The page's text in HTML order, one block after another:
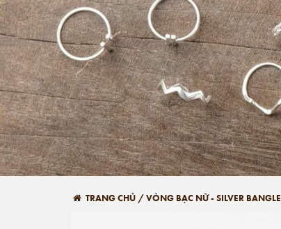
TRANG CHỦ /VÒNG BẠC NỮ - SILVER BANGLE